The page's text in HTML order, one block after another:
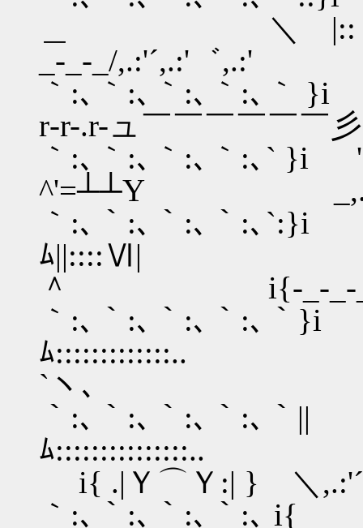
＿ ＼ |::「」
_-_-_/,.:'´,.:'゛,.:'
｀:､｀:､｀:､｀:､｀
r‐r-.r-ュ￣￣￣￣￣￣
｀:､｀:､｀:､｀:､` }i
^'=┴┴Y _,. -=
｀:､｀:､｀:､｀:､`:}i
ﾑ||::::Ⅵ|
＾ i{-_-_-_-_-_-
｀:､｀:､｀:､｀:､
ﾑ
`ヽ､ ／ｉ{
｀:､｀:､｀:､｀:､
ﾑ
i{ .|Ｙ⌒Ｙ:| } ＼
｀:､｀:､｀:､｀:､